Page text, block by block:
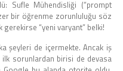
Sufle Mühendisliği (“prompt
bir öğrenme zorunluluğu söz
gerekirse “yeni varyant” belki!
şeyleri de içermekte. Ancak iş
ilk sorunlardan birisi de devasa